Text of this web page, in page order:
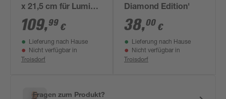
x 21,5 cm für Lumin
Compact
109,99 €
Lieferung nach Hause
Nicht verfügbar in
Troisdorf
Diamond Edition'
38,00 €
Lieferung nach Hause
Nicht verfügbar in
Troisdorf
Fragen zum Produkt?